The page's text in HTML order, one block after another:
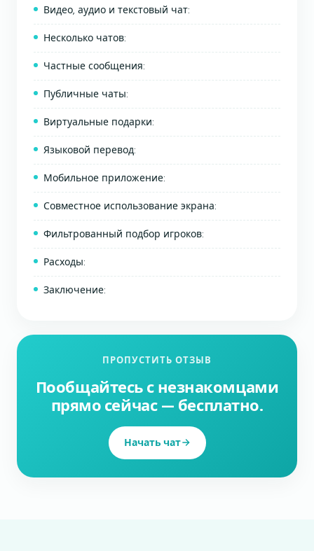
Видео, аудио и текстовый чат:
Несколько чатов:
Частные сообщения:
Публичные чаты:
Виртуальные подарки:
Языковой перевод:
Мобильное приложение:
Совместное использование экрана:
Фильтрованный подбор игроков:
Расходы:
Заключение:
ПРОПУСТИТЬ ОТЗЫВ
Пообщайтесь с незнакомцами
прямо сейчас — бесплатно.
Начать чат